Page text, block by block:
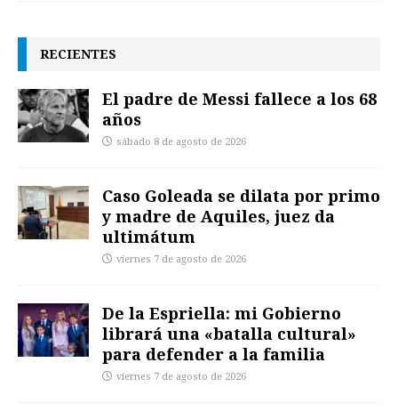
RECIENTES
El padre de Messi fallece a los 68
años
sábado 8 de agosto de 2026
Caso Goleada se dilata por primo
y madre de Aquiles, juez da
ultimátum
viernes 7 de agosto de 2026
De la Espriella: mi Gobierno
librará una «batalla cultural»
para defender a la familia
viernes 7 de agosto de 2026